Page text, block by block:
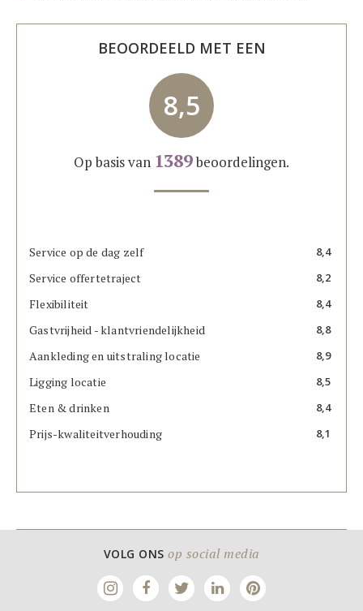
BEOORDEELD MET EEN
8,5
Op basis van 1389beoordelingen.
Service op de dag zelf 8,4
Service offertetraject 8,2
Flexibiliteit 8,4
Gastvrijheid - klantvriendelijkheid 8,8
Aankleding en uitstraling locatie 8,9
Ligging locatie 8,5
Eten & drinken 8,4
Prijs-kwaliteitverhouding 8,1
VOLG ONS op social media